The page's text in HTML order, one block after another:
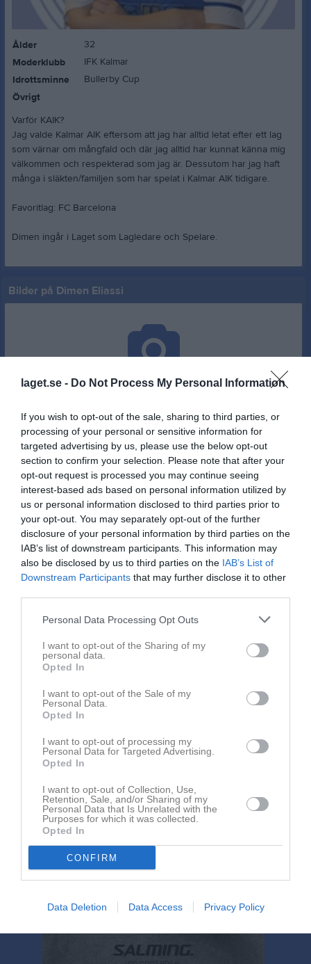
laget.se - Do Not Process My Personal Information
If you wish to opt-out of the sale, sharing to third parties, or
processing of your personal or sensitive information for
targeted advertising by us, please use the below opt-out
section to confirm your selection. Please note that after your
opt-out request is processed you may continue seeing
interest-based ads based on personal information utilized by
us or personal information disclosed to third parties prior to
your opt-out. You may separately opt-out of the further
disclosure of your personal information by third parties on the
IAB’s list of downstream participants. This information may
also be disclosed by us to third parties on the IAB’s List of
Downstream Participants that may further disclose it to other
Personal Data Processing Opt Outs
I want to opt-out of the Sharing of my
personal data.
Opted In
I want to opt-out of the Sale of my
Personal Data.
Opted In
I want to opt-out of processing my
Personal Data for Targeted Advertising.
Opted In
I want to opt-out of Collection, Use,
Retention, Sale, and/or Sharing of my
Personal Data that Is Unrelated with the
Purposes for which it was collected.
Opted In
CONFIRM
Data Deletion Data Access Privacy Policy
Ålder
32
Moderklubb
IFK Kalmar
Idrottsminne
Bullerby Cup
Övrigt
Varför KAIK?
Jag valde Kalmar AIK eftersom att jag har alltid letat efter ett lag
som värnar om mångfald och där jag alltid har kunnat känna mig
välkommen och respekterad som jag är. Dessutom har jag haft
många i släkten/familjen som har spelat i Kalmar AIK tidigare.
Favoritlag: FC Barcelona
Dimen ingår i Laget som Lagledare och Spelare.
Bilder på Dimen Eliassi
Inga bilder hittades
Statistik för Dimen Eliassi
Serie/Cup M G A GK RK
P
Div 3 SÖ Dam
3 0 0 0 0
0
M Spelade matcher G Mål A Assist GK Gula kort
RK Röda kort P Poäng
Dimen Eliassi har ingen aktivitet i föreningen